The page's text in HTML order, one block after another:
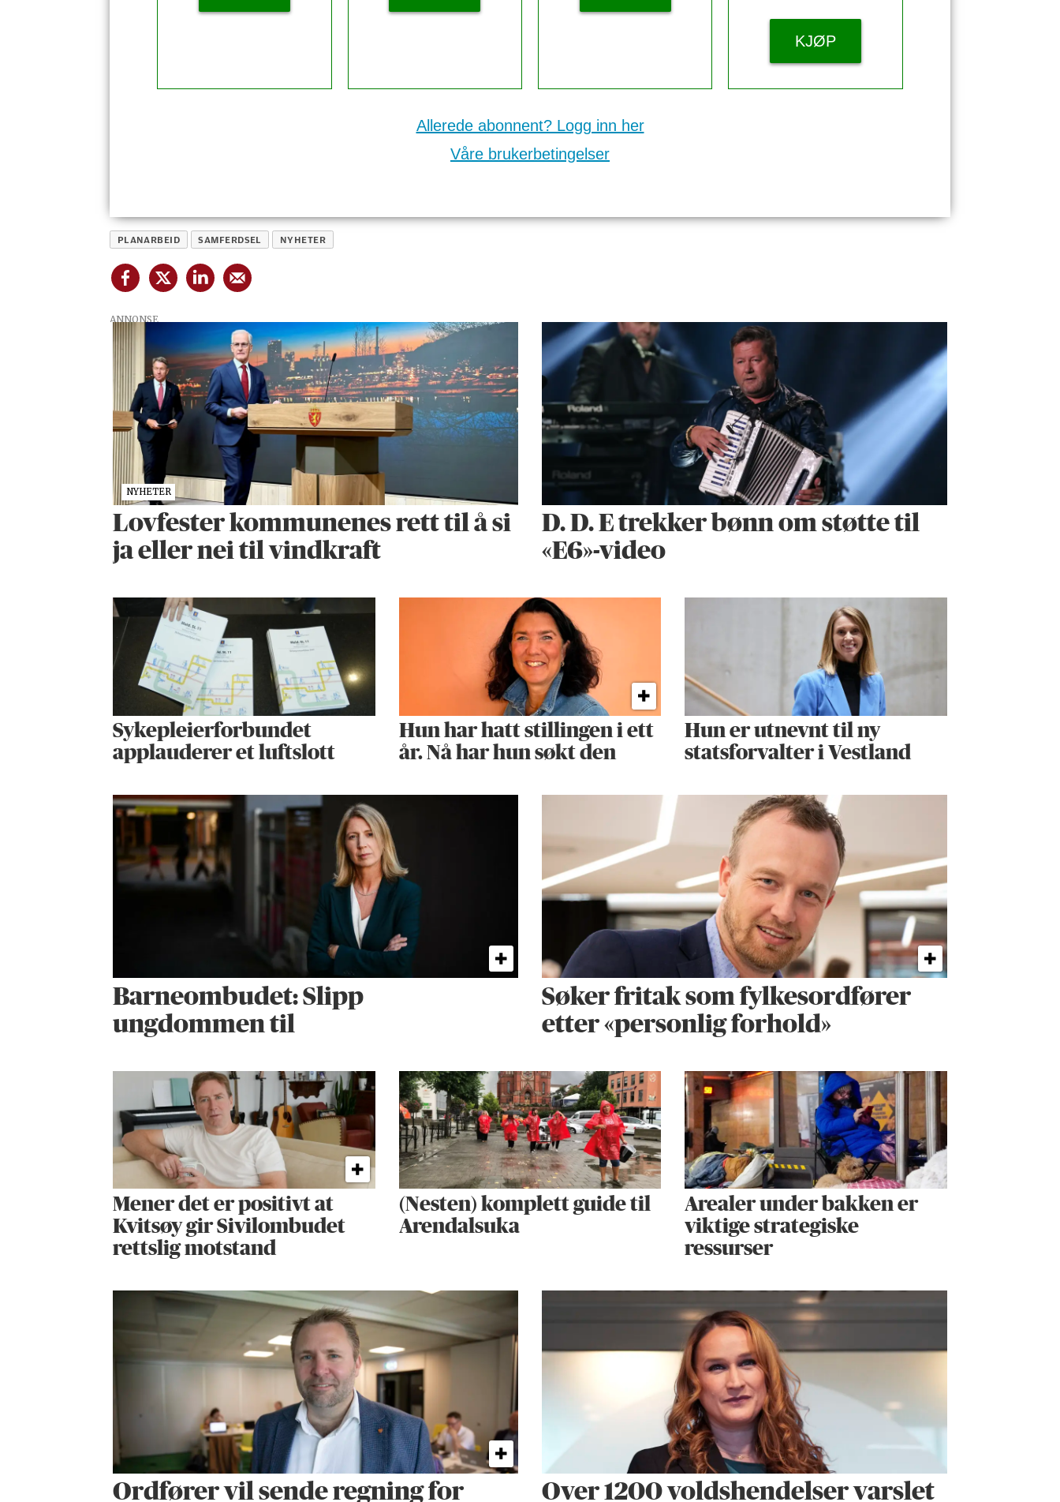
KJØP
Allerede abonnent? Logg inn her
Våre brukerbetingelser
PLANARBEID SAMFERDSEL NYHETER
ANNONSE
NYHETER
Lovfester kommunenes rett til å si
ja eller nei til vindkraft
D. D. E trekker bønn om støtte til
«E6»-video
Sykepleier­forbundet
applauderer et luftslott
Hun har hatt stillingen i ett
år. Nå har hun søkt den
Hun er utnevnt til ny
statsforvalter i Vestland
Barneombudet: Slipp
ungdommen til
Søker fritak som fylkes­ordfører
etter «personlig forhold»
Mener det er positivt at
Kvitsøy gir Sivilombudet
rettslig motstand
(Nesten) komplett guide til
Arendalsuka
Arealer under bakken er
viktige strategiske
ressurser
Ordfører vil sende regning for Over 1200 voldshendelser varslet